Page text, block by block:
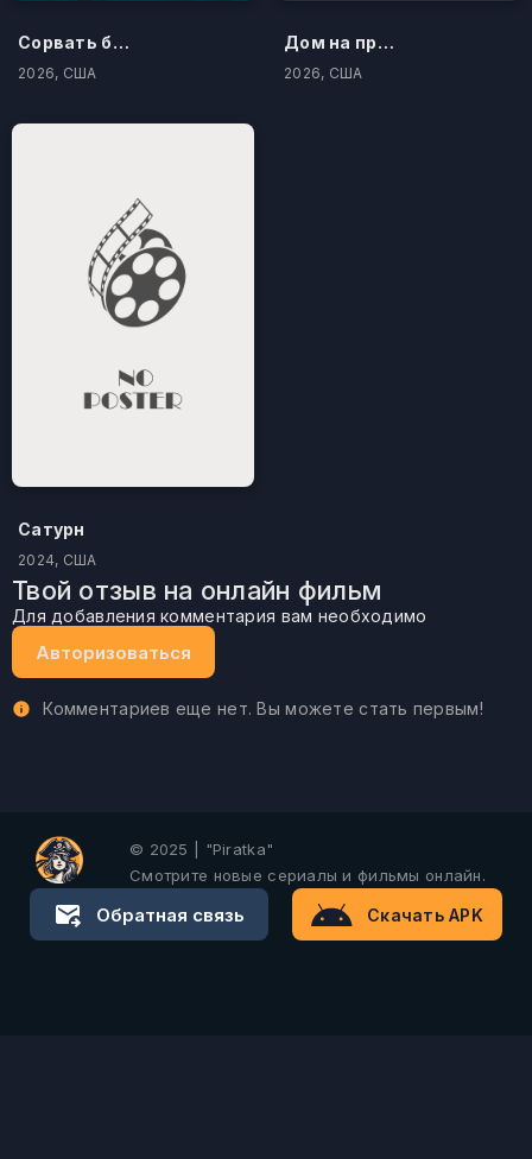
Сорвать банк 3: Вор-джентльмен
2026, США
Дом на проклятом холме
2026, США
Сатурн
2024, США
Твой отзыв на онлайн фильм
Для добавления комментария вам необходимо
Авторизоваться
Комментариев еще нет. Вы можете стать первым!
© 2025 | "Piratka"
Смотрите новые сериалы и фильмы онлайн.
Обратная связь Скачать APK